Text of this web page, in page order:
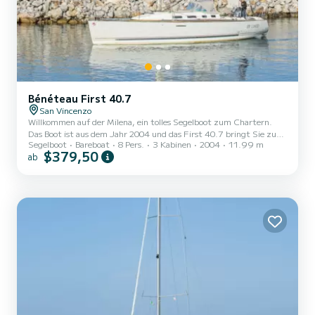
Bénéteau First 40.7
San Vincenzo
Willkommen auf der Milena, ein tolles Segelboot zum Chartern.
Das Boot ist aus dem Jahr 2004 und das First 40.7 bringt Sie zu
den schönsten Ankerplätzen um San Vincenzo. Sie möchten einen
unvergesslichen Törn auf diesem Segelboot mit 12 Metern Länge
Segelboot Bareboat 8 Pers. 3 Kabinen 2004 11.99 m
ab $379,50